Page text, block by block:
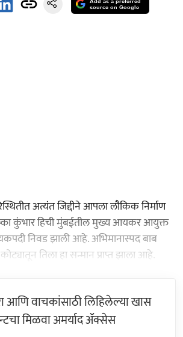
Add as a preferred
source on Google
अत्यंत जिद्दीने आपला लौकिक निर्माण
कुंभार हिची मुंबईतील मुख्य आयकर आयुक्त
निवड झाली आहे. अभिमानास्पद बाब
तिला हा सन्मान प्राप्त झाला आहे.
आणि वाचकांसाठी लिहिलेल्या खास
मिळवा अमर्याद ॲक्सेस